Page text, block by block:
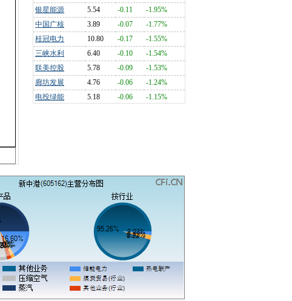
银星能源
5.54 -0.11
-1.95%
中国广核
3.89 -0.07
-1.77%
桂冠电力
10.80 -0.17
-1.55%
三峡水利
6.40 -0.10
-1.54%
联美控股
5.78 -0.09
-1.53%
廊坊发展
4.76 -0.06
-1.24%
电投绿能
5.18 -0.06 -1.15%